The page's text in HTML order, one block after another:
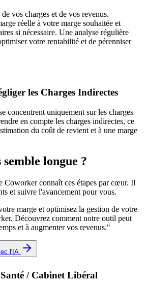
vos charges et de vos revenus.
réelle à votre marge souhaitée et
si nécessaire. Une analyse régulière
votre rentabilité et de pérenniser
les Charges Indirectes
concentrent uniquement sur les charges
en compte les charges indirectes, ce
du coût de revient et à une marge
longue ?
Coworker connaît ces étapes par cœur. Il
et suivre l'avancement pour vous.
marge et optimisez la gestion de votre
Découvrez comment notre outil peut
et à augmenter vos revenus."
l'IA
Santé / Cabinet Libéral